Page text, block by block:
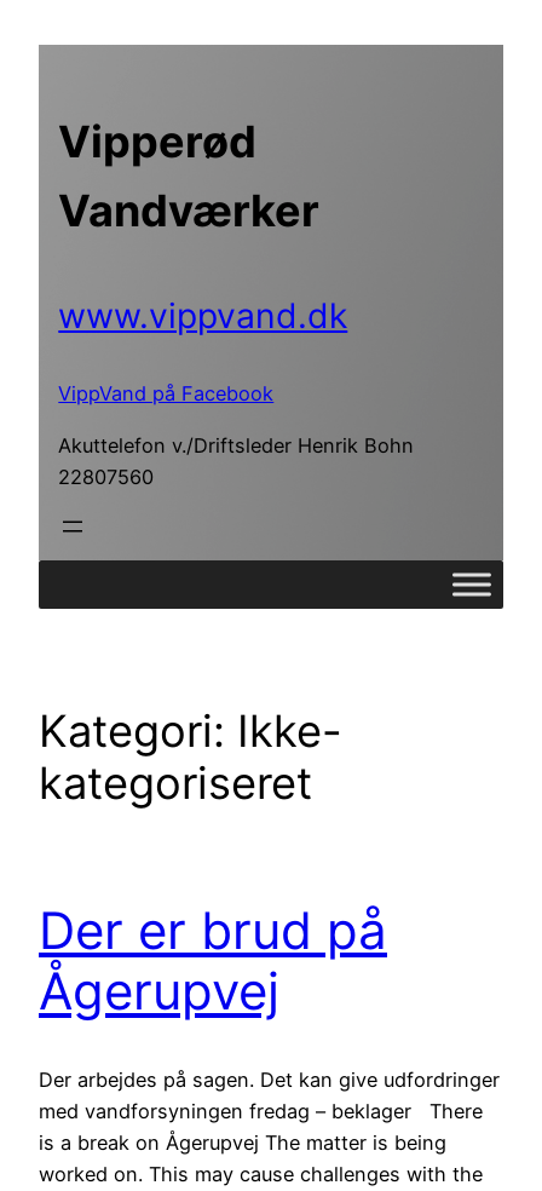
Vipperød
Vandværker
www.vippvand.dk
VippVand på Facebook
Akuttelefon v./Driftsleder Henrik Bohn
22807560
Kategori: Ikke-
kategoriseret
Der er brud på
Ågerupvej
Der arbejdes på sagen. Det kan give udfordringer
med vandforsyningen fredag – beklager There
is a break on Ågerupvej The matter is being
worked on. This may cause challenges with the